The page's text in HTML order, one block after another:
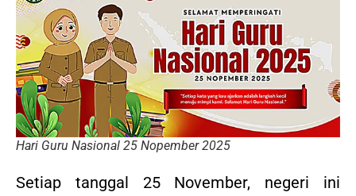
Hari Guru Nasional 25 Nopember 2025
Setiap tanggal 25 November, negeri ini